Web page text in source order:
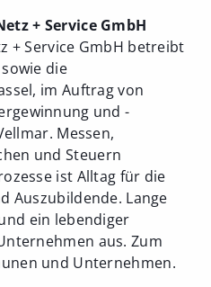
+ Service GmbH
+ Service GmbH betreibt
die
im Auftrag von
und -
Messen,
und Steuern
ist Alltag für die
Auszubildende. Lange
ein lebendiger
aus. Zum
und Unternehmen.